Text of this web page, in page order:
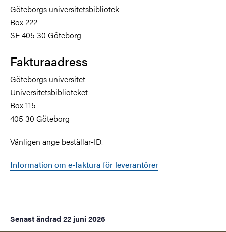
Göteborgs universitetsbibliotek
Box 222
SE 405 30 Göteborg
Fakturaadress
Göteborgs universitet
Universitetsbiblioteket
Box 115
405 30 Göteborg
Vänligen ange beställar-ID.
Information om e-faktura för leverantörer
Senast ändrad 22 juni 2026